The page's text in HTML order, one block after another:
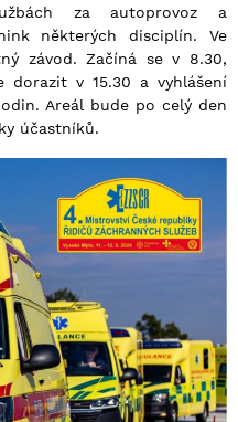
za autoprovoz a
některých disciplín. Ve
závod. Začíná se v 8.30,
v 15.30 a vyhlášení
Areál bude po celý den
účastníků.